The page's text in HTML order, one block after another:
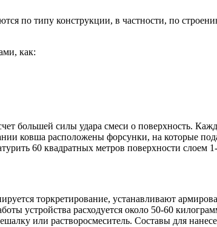
по типу конструкции, в частности, по
как:
большей силы удара смеси о поверхность.
ковша расположены форсунки, на которые
60 квадратных метров поверхности слоем
торкретирование, устанавливают
устройства расходуется около 50-60
или растворосмеситель. Составы для